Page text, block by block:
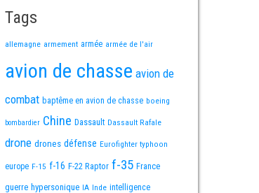
Tags
allemagne armement armée armée de l'air
avion de chasse avion de
combat baptême en avion de chasse boeing
bombardier Chine Dassault Dassault Rafale
drone drones défense Eurofighter typhoon
europe F-15 f-16 F-22 Raptor f-35 France
guerre hypersonique IA Inde intelligence